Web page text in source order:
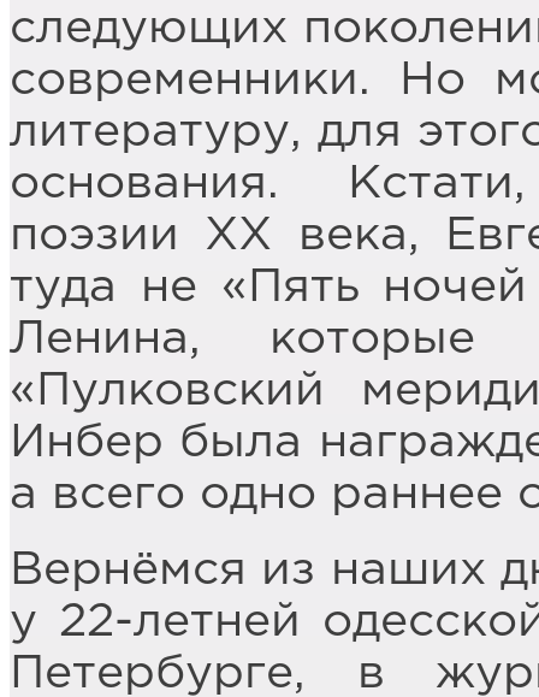
следующих
современники. Но
литературу, для
основания.
поэзии XX века,
туда не «Пять
Ленина,
«Пулковский
Инбер была
а всего одно раннее
Вернёмся из наших
у 22-летней
Петербурге, в